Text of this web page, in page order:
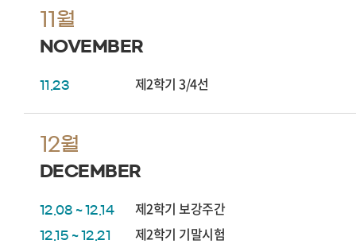
11월
NOVEMBER
11.23 제2학기 3/4선
12월
DECEMBER
12.08 ~ 12.14 제2학기 보강주간
12.15 ~ 12.21 제2학기 기말시험